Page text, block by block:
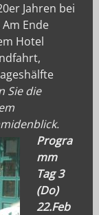
Jahren bei
Ende
Hotel
Sie die
Progra
mm
Tag 3
(Do)
22.Feb